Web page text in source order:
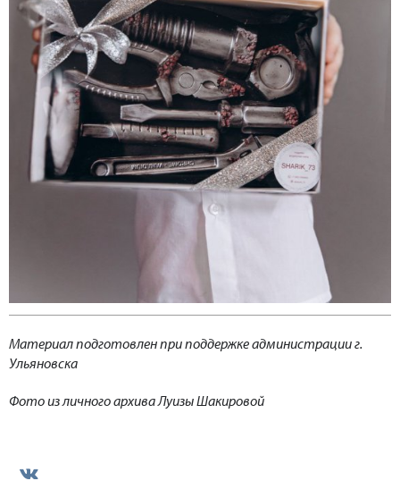
Материал подготовлен при поддержке администрации г.
Ульяновска
Фото из личного архива Луизы Шакировой